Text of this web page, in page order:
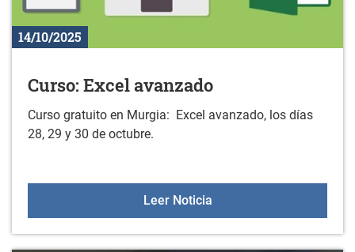
14/10/2025
Curso: Excel avanzado
Curso gratuito en Murgia: Excel avanzado, los días
28, 29 y 30 de octubre.
Leer NoticiaCurso: Excel avanzado